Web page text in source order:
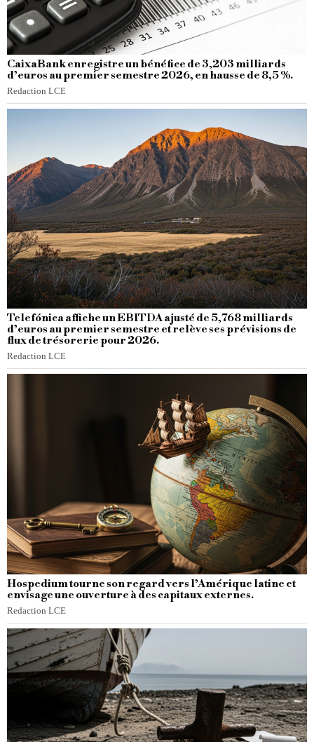
CaixaBank enregistre un bénéfice de 3,203 milliards
d’euros au premier semestre 2026, en hausse de 8,5 %.
Redaction LCE
Telefónica affiche un EBITDA ajusté de 5,768 milliards
d’euros au premier semestre et relève ses prévisions de
flux de trésorerie pour 2026.
Redaction LCE
Hospedium tourne son regard vers l’Amérique latine et
envisage une ouverture à des capitaux externes.
Redaction LCE